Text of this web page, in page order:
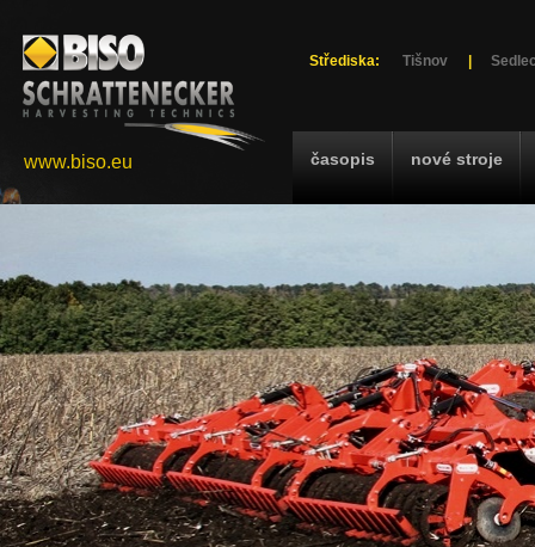
Střediska: Tišnov
časopis nové stroje
www.biso.eu